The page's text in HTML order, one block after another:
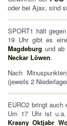
oder bei Ajax, sind
SPORT1 hält
19 Uhr gibt es
Magdeburg und ab
Neckar Löwen.
Nach
(jeweils 2
EURO2 bringt auch
Um 17 Uhr ist
Krasny Oktjabr